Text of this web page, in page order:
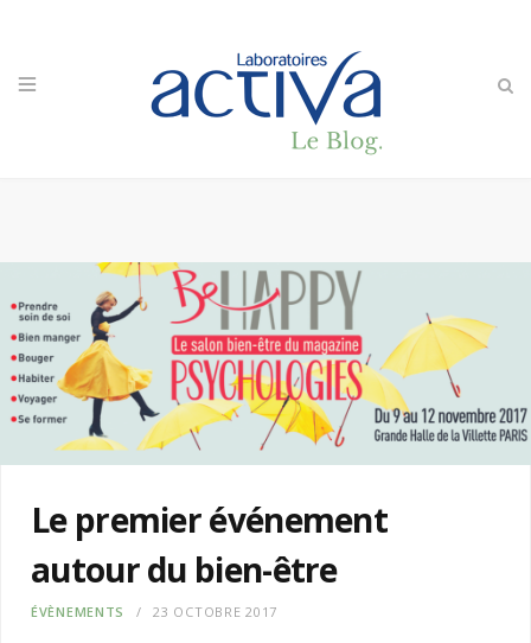
Le premier événement
autour du bien-être
ÉVÈNEMENTS 23 OCTOBRE 2017